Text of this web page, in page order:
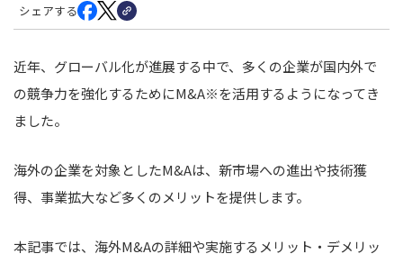
シェアする
近年、グローバル化が進展する中で、多くの企業が国内外で
の競争力を強化するためにM&A※を活用するようになってき
ました。
海外の企業を対象としたM&Aは、新市場への進出や技術獲
得、事業拡大など多くのメリットを提供します。
本記事では、海外M&Aの詳細や実施するメリット・デメリッ